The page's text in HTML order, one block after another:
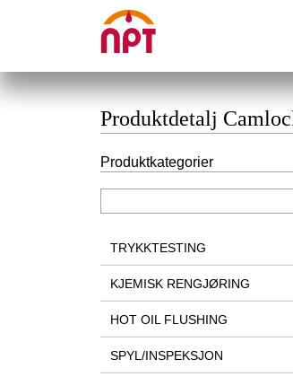
Produktdetalj
Produktkategorier
TRYKKTESTING
KJEMISK RENGJØRING
HOT OIL FLUSHING
SPYL/INSPEKSJON